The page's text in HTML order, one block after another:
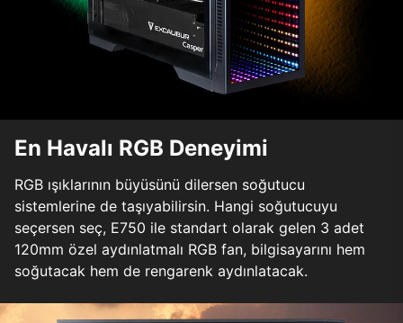
En Havalı RGB Deneyimi
RGB ışıklarının büyüsünü dilersen soğutucu
sistemlerine de taşıyabilirsin. Hangi soğutucuyu
seçersen seç, E750 ile standart olarak gelen 3 adet
120mm özel aydınlatmalı RGB fan, bilgisayarını hem
soğutacak hem de rengarenk aydınlatacak.